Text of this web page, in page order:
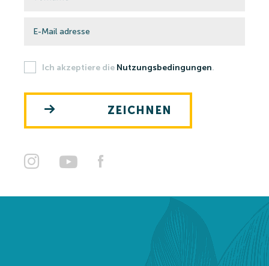
Ich akzeptiere die Nutzungsbedingungen.
ZEICHNEN